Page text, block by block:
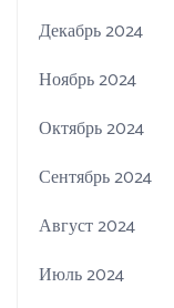
Декабрь 2024
Ноябрь 2024
Октябрь 2024
Сентябрь 2024
Август 2024
Июль 2024